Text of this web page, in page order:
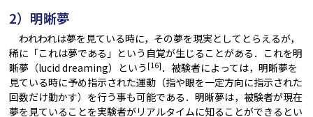
2）明晰夢
われわれは夢を見ている時に，その夢を現実としてとらえるが，
稀に「これは夢である」という自覚が生じることがある．これを明
晰夢（lucid dreaming）という [16] ．被験者によっては，明晰夢を
見ている時に予め指示された運動（指や眼を一定方向に指示された
回数だけ動かす）を行う事も可能である．明晰夢は，被験者が現在
夢を見ていることを実験者がリアルタイムに知ることができるとい